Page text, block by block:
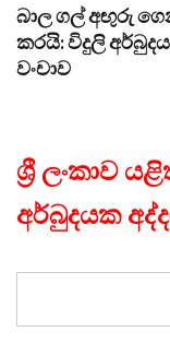
බාල ගල් අඟුරු
කරයි: විදුලි
වංචාව
ශ්‍රී ලංකාව
අර්බුදයක